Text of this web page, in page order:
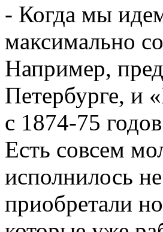
- Когда мы
максимально
Например,
Петербурге, и
с 1874-75
Есть совсем
исполнилось
приобретали